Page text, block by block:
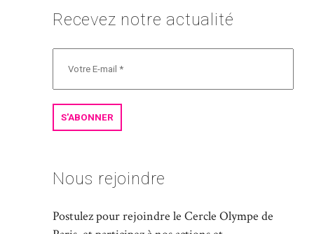
Recevez notre actualité
Nous rejoindre
Postulez pour rejoindre le Cercle Olympe de